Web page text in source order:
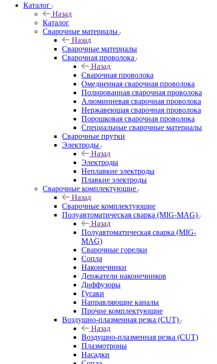
Каталог
Назад
Каталог
Сварочные материалы
Назад
Сварочные материалы
Сварочная проволока
Назад
Сварочная проволока
Омедненная сварочная проволока
Полированная сварочная проволока
Алюминиевая сварочная проволока
Нержавеющая сварочная проволока
Порошковая сварочная проволока
Специальные сварочные материалы
Сварочные прутки
Электроды
Назад
Электроды
Неплавкие электроды
Плавкие электроды
Сварочные комплектующие
Назад
Сварочные комплектующие
Полуавтоматическая сварка (MIG-MAG)
Назад
Полуавтоматическая сварка (MIG-
MAG)
Сварочные горелки
Сопла
Наконечники
Держатели наконечников
Диффузоры
Гусаки
Направляющие каналы
Прочие комплектующие
Воздушно-плазменная резка (CUT)
Назад
Воздушно-плазменная резка (CUT)
Плазмотроны
Насадки